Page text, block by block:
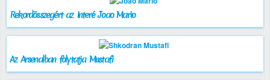
Rekordösszegért az Interé Joao Mario
Az Arsenalban folytatja Mustafi